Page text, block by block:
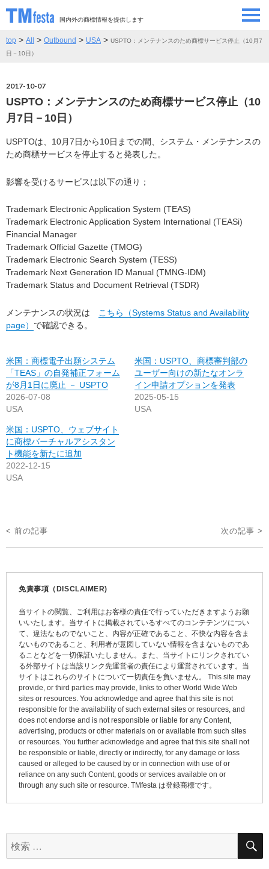
国内外の商標情報を提供します
SEMINAR/EVENT
CONTRIBUTORS 情報提供者
CONTACT お問い合わせ
top > All > Outbound > USA > USPTO：メンテナンスのため商標サービス停止（10月7
日－10日）
2017-10-07
USPTO：メンテナンスのため商標サービス停止（10
月7日－10日）
USPTOは、10月7日から10日までの間、システム・メンテナンスの
ため商標サービスを停止すると発表した。
影響を受けるサービスは以下の通り；
Trademark Electronic Application System (TEAS)
Trademark Electronic Application System International (TEASi)
Financial Manager
Trademark Official Gazette (TMOG)
Trademark Electronic Search System (TESS)
Trademark Next Generation ID Manual (TMNG-IDM)
Trademark Status and Document Retrieval (TSDR)
メンテナンスの状況は
こちら（Systems Status and Availability
page） で確認できる。
米国：商標電子出願システム
「TEAS」の自発補正フォーム
が8月1日に廃止 － USPTO
2026-07-08
USA
米国：USPTO、商標審判部の
ユーザー向けの新たなオンラ
イン申請オプションを発表
2025-05-15
USA
米国：USPTO、ウェブサイト
に商標バーチャルアシスタン
ト機能を新たに追加
2022-12-15
USA
投
稿
< 前の記事 次の記事 >
免責事項（DISCLAIMER)
当サイトの閲覧、ご利用はお客様の責任で行っていただきますようお願
いいたします。当サイトに掲載されているすべてのコンテテンツについ
て、違法なものでないこと、内容が正確であること、不快な内容を含ま
ないものであること、利用者が意図していない情報を含まないものであ
ることなどを一切保証いたしません。また、当サイトにリンクされてい
る外部サイトは当該リンク先運営者の責任により運営されています。当
サイトはこれらのサイトについて一切責任を負いません。 This site may
provide, or third parties may provide, links to other World Wide Web
sites or resources. You acknowledge and agree that this site is not
responsible for the availability of such external sites or resources, and
does not endorse and is not responsible or liable for any Content,
advertising, products or other materials on or available from such sites
or resources. You further acknowledge and agree that this site shall not
be responsible or liable, directly or indirectly, for any damage or loss
caused or alleged to be caused by or in connection with use of or
reliance on any such Content, goods or services available on or
through any such site or resource. TMfesta は登録商標です。
索: